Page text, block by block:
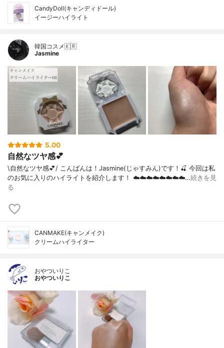
CandyDoll(キャンディドール)
イージーハイライト
韓国コスメ🇰🇷
Jasmine
5.00
自然なツヤ感💕
\自然なツヤ感💕/ こんばんは！Jasmine(じゃすみん)です！🍒 今回は私
のお気に入りのハイライトを紹介します！ ☁️☁️☁️☁️☁️☁️☁️☁️…続きを見
る
CANMAKE(キャンメイク)
クリームハイライター
おやついりこ
おやついりこ